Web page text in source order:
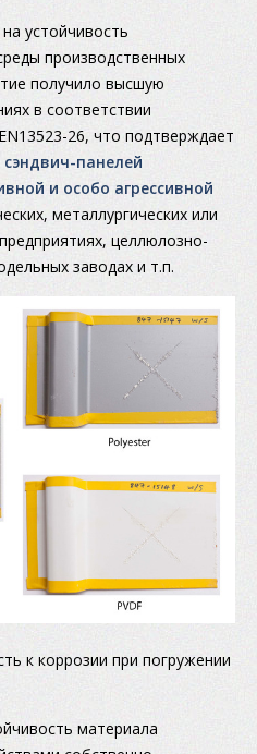
устойчивость
производственных
получило высшую
в соответствии
26, что подтверждает
панелей
и особо агрессивной
металлургических или
целлюлозно-
заводах и т.п.
к коррозии при погружении
материала